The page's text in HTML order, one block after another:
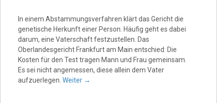
In einem Abstammungsverfahren klärt das Gericht die
genetische Herkunft einer Person. Häufig geht es dabei
darum, eine Vaterschaft festzustellen. Das
Oberlandesgericht Frankfurt am Main entschied: Die
Kosten für den Test tragen Mann und Frau gemeinsam.
Es sei nicht angemessen, diese allein dem Vater
aufzuerlegen. Weiter →